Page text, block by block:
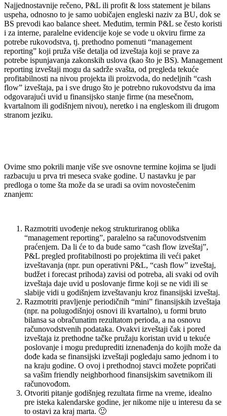
Najjednostavnije rečeno, P&L ili profit & loss statement je bilans
uspeha, odnosno to je samo uobičajen engleski naziv za BU, dok se
BS prevodi kao balance sheet. Međutim, termin P&L se često koristi
i za interne, paralelne evidencije koje se vode u okviru firme za
potrebe rukovodstva, tj. prethodno pomenuti “management
reporting” koji pruža više detalja od izveštaja koji se prave za
potrebe ispunjavanja zakonskih uslova (kao što je BS). Management
reporting izveštaji mogu da sadrže svašta, od pregleda tekuće
profitabilnosti na nivou projekta ili proizvoda, do nedeljnih “cash
flow” izveštaja, pa i sve drugo što je potrebno rukovodstvu da ima
odgovarajući uvid u finansijsko stanje firme (na mesečnom,
kvartalnom ili godišnjem nivou), neretko i na engleskom ili drugom
stranom jeziku.
Ovime smo pokrili manje više sve osnovne termine kojima se ljudi
razbacuju u prva tri meseca svake godine. U nastavku je par
predloga o tome šta može da se uradi sa ovim novostečenim
znanjem:
Razmotriti uvođenje nekog strukturiranog oblika
“management reporting”, paralelno sa računovodstvenim
praćenjem. Da li će to da bude samo “cash flow izveštaj”,
P&L pregled profitabilnosti po projektima ili veći paket
izveštavanja (npr. pun operativni P&L, “cash flow” izveštaj,
budžet i forecast prihoda) zavisi od potreba, ali svaki od ovih
izveštaja daje uvid u poslovanje firme koji se ne vidi ili se
slabije vidi u godišnjem izveštavanju kroz finansijski izveštaj.
Razmotriti pravljenje periodičnih “mini” finansijskih izveštaja
(npr. na polugodišnjoj osnovi ili kvartalno), u formi bruto
bilansa sa obračunatim rezultatom perioda, a na osnovu
računovodstvenih podataka. Ovakvi izveštaji čak i pored
izveštaja iz prethodne tačke pružaju koristan uvid u tekuće
poslovanje i mogu preduprediti iznenađenja do kojih može da
dođe kada se finansijski izveštaji pogledaju samo jednom i to
na kraju godine. O ovoj i prethodnoj stavci možete popričati
sa vašim friendly neighborhood finansijskim savetnikom ili
računovođom.
Otvoriti pitanje godišnjeg rezultata firme na vreme, idealno
pre isteka kalendarske godine, jer nikome nije u interesu da se
to ostavi za kraj marta. 🙂